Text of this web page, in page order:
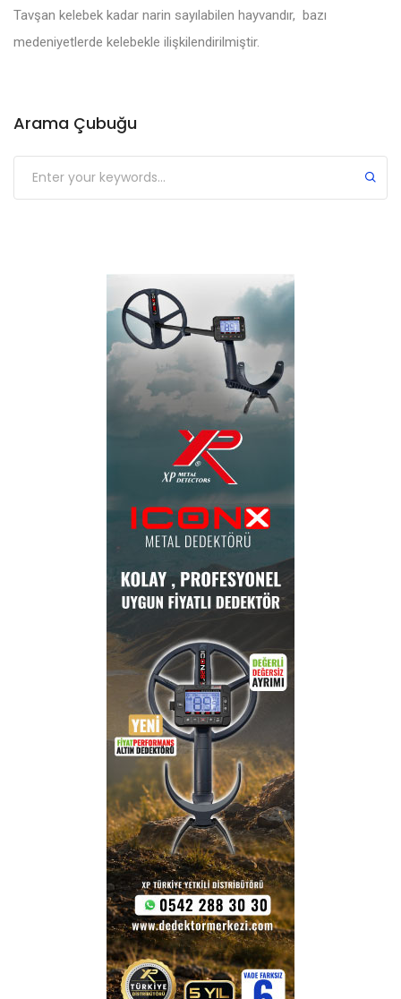
Tavşan kelebek kadar narin sayılabilen hayvandır, bazı
medeniyetlerde kelebekle ilişkilendirilmiştir.
Arama Çubuğu